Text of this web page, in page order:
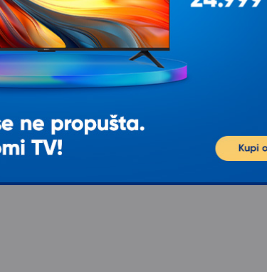
NAIPO NP-BS01 Vaga za telesnu
težinu
Tip Digitalna Kapacitet 3 kg - 180 kg
Boja Bela Ostalo Telesna vaga koja
prikazuje 18 podataka o telu: težina,
3.999 00RSD